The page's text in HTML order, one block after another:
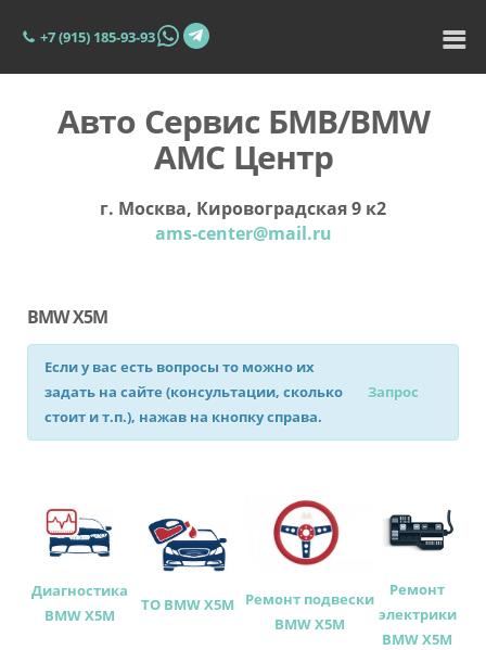
+7 (915) 185-93-93
Авто Сервис БМВ/BMW
АМС Центр
г. Москва, Кировоградская 9 к2
ams-center@mail.ru
BMW X5M
Если у вас есть вопросы то можно их
задать на сайте (консультации, сколько
стоит и т.п.), нажав на кнопку справа.
Запрос
Диагностика
BMW X5M
ТО BMW X5M
Ремонт подвески
BMW X5M
Ремонт
электрики
BMW X5M